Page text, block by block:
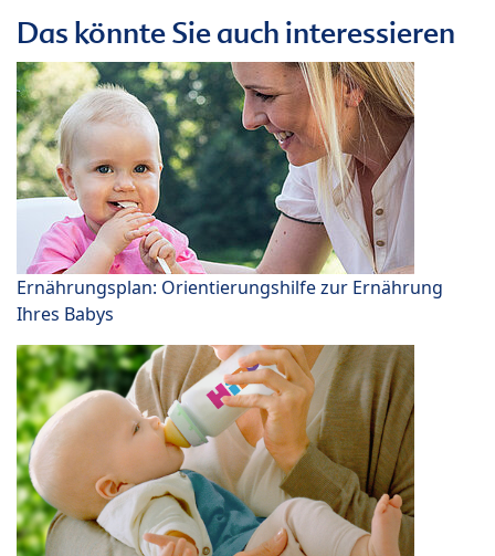
Das könnte Sie auch interessieren
Ernährungsplan: Orientierungshilfe zur Ernährung
Ihres Babys